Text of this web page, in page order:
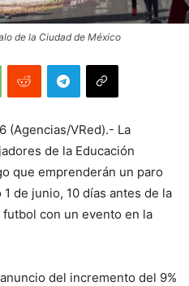
de la Ciudad de México
(Agencias/VRed).- La
de la Educación
que emprenderán un paro
de junio, 10 días antes de la
con un evento en la
del incremento del 9%